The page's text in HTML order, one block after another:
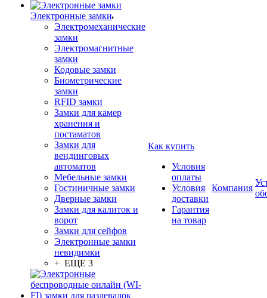
Электронные замки
Электромеханические
замки
Электромагнитные
замки
Кодовые замки
Биометрические
замки
RFID замки
Замки для камер
хранения и
постаматов
Замки для
вендинговых
автоматов
Мебельные замки
Гостиничные замки
Дверные замки
Замки для калиток и
ворот
Замки для сейфов
Электронные замки
невидимки
+ ЕЩЕ 3
Как купить
Условия
оплаты
Условия
доставки
Гарантия
на товар
Компания